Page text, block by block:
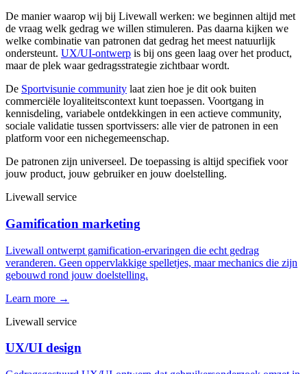
De manier waarop wij bij Livewall werken: we beginnen altijd met
de vraag welk gedrag we willen stimuleren. Pas daarna kijken we
welke combinatie van patronen dat gedrag het meest natuurlijk
ondersteunt. UX/UI-ontwerp is bij ons geen laag over het product,
maar de plek waar gedragsstrategie zichtbaar wordt.
De Sportvisunie community laat zien hoe je dit ook buiten
commerciële loyaliteitscontext kunt toepassen. Voortgang in
kennisdeling, variabele ontdekkingen in een actieve community,
sociale validatie tussen sportvissers: alle vier de patronen in een
platform voor een nichegemeenschap.
De patronen zijn universeel. De toepassing is altijd specifiek voor
jouw product, jouw gebruiker en jouw doelstelling.
Livewall service
Gamification marketing
Livewall ontwerpt gamification-ervaringen die echt gedrag
veranderen. Geen oppervlakkige spelletjes, maar mechanics die zijn
gebouwd rond jouw doelstelling.
Learn more →
Livewall service
UX/UI design